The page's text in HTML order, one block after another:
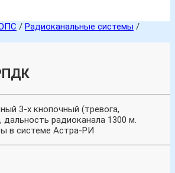
/ Радиоканальные системы /
3-х кнопочный (тревога,
дальность радиоканала 1300 м.
в системе Астра-РИ